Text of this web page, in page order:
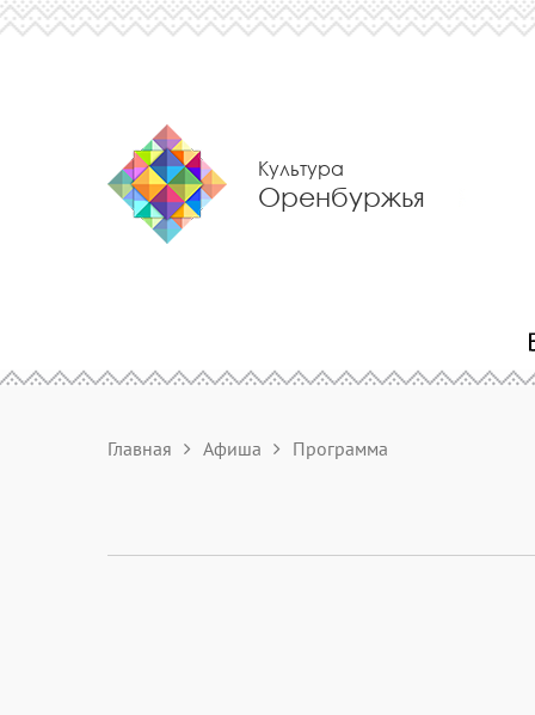
Культура
Оренбуржья
Главная Афиша Программа